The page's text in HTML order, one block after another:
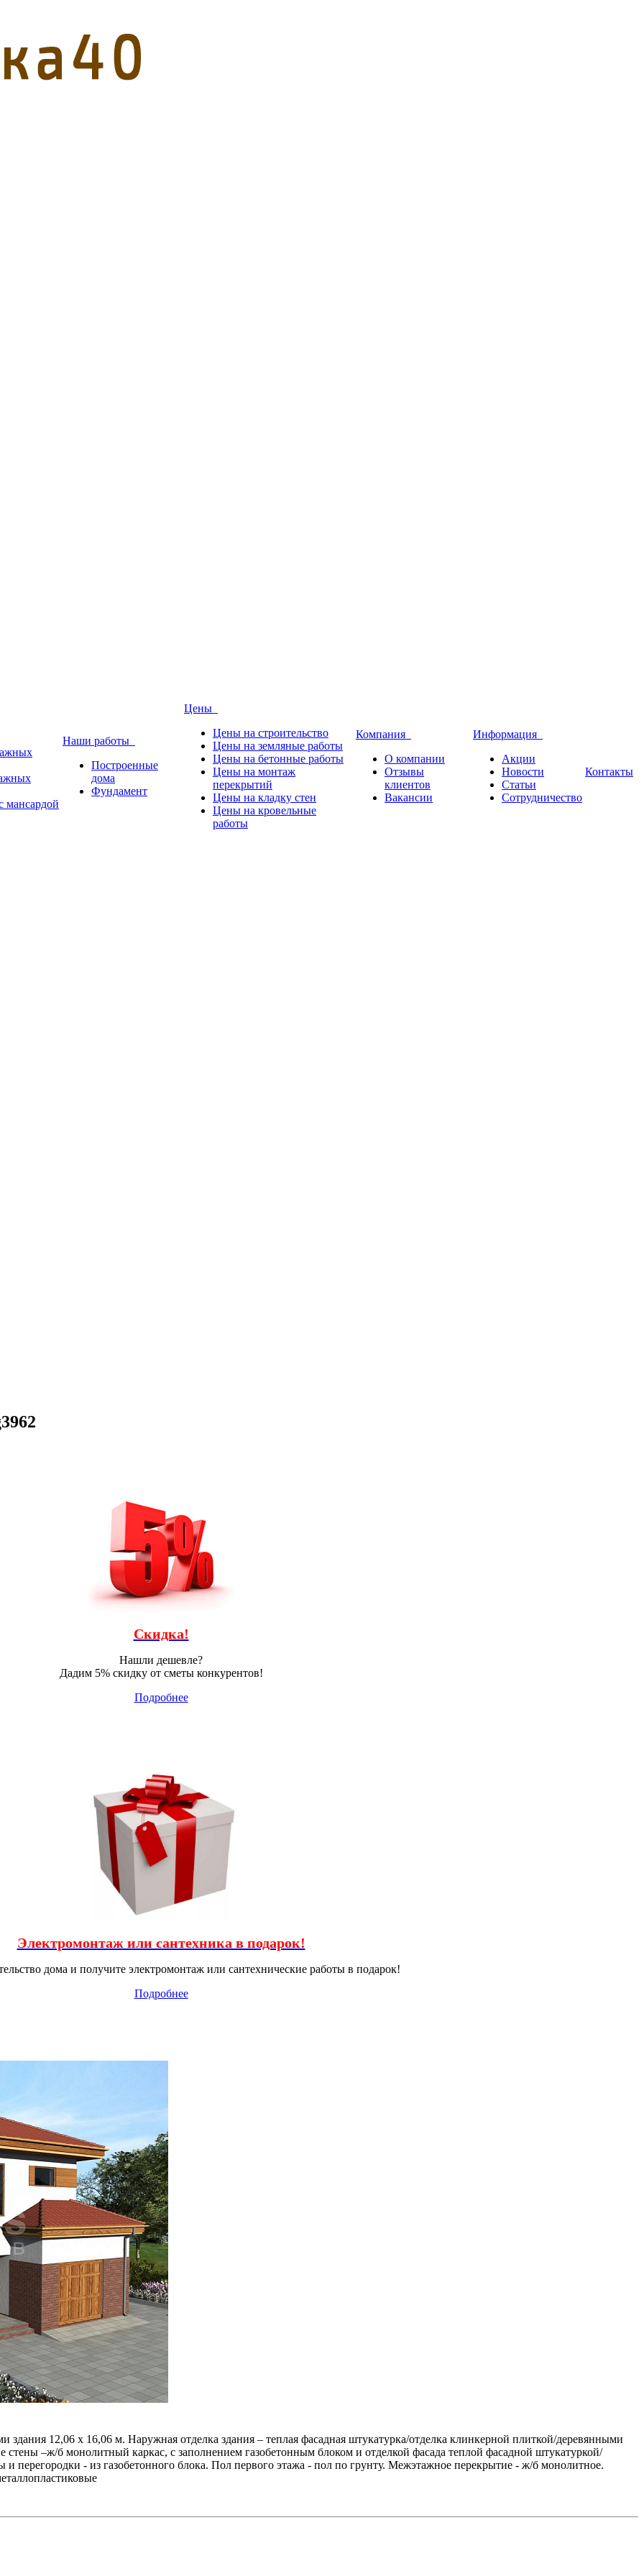
мансардой
Наши работы
Построенные
дома
Фундамент
Цены
Цены на строительство
Цены на земляные работы
Цены на бетонные работы
Цены на монтаж
перекрытий
Цены на кладку стен
Цены на кровельные
работы
Компания
О компании
Отзывы
клиентов
Вакансии
Информация
Акции
Новости
Статьи
Сотрудничество
Контакты
Скидка!
Нашли дешевле?
Дадим 5% скидку от сметы конкурентов!
Подробнее
Электромонтаж или сантехника в подарок!
дома и получите электромонтаж или сантехнические работы в подарок!
Подробнее
здания 12,06 x 16,06 м. Наружная отделка здания – теплая фасадная штукатурка/отделка клинкерной плиткой/деревянными
–ж/б монолитный каркас, с заполнением газобетонным блоком и отделкой фасада теплой фасадной штукатуркой/
перегородки - из газобетонного блока. Пол первого этажа - пол по грунту. Межэтажное перекрытие - ж/б монолитное.